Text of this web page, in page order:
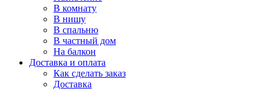
В комнату
В нишу
В спальню
В частный дом
На балкон
Доставка и оплата
Как сделать заказ
Доставка